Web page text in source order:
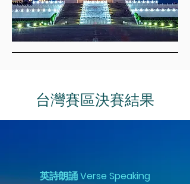
台灣賽區決賽結果
英詩朗誦 Verse Speaking